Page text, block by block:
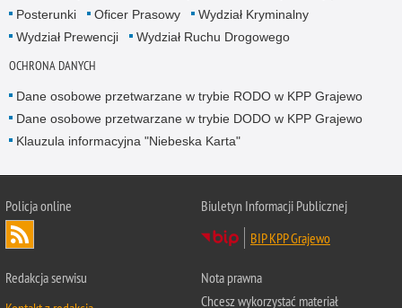
Posterunki
Oficer Prasowy
Wydział Kryminalny
Wydział Prewencji
Wydział Ruchu Drogowego
OCHRONA DANYCH
Dane osobowe przetwarzane w trybie RODO w KPP Grajewo
Dane osobowe przetwarzane w trybie DODO w KPP Grajewo
Klauzula informacyjna "Niebeska Karta"
Policja online
Biuletyn Informacji Publicznej
BIP KPP Grajewo
Redakcja serwisu
Nota prawna
Chcesz wykorzystać materiał